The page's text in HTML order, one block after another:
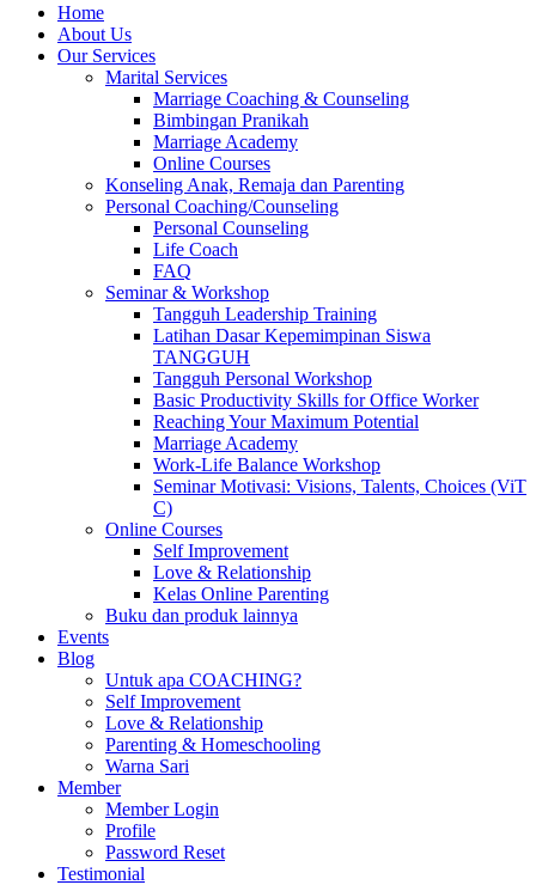
Home
About Us
Our Services
Marital Services
Marriage Coaching & Counseling
Bimbingan Pranikah
Marriage Academy
Online Courses
Konseling Anak, Remaja dan Parenting
Personal Coaching/Counseling
Personal Counseling
Life Coach
FAQ
Seminar & Workshop
Tangguh Leadership Training
Latihan Dasar Kepemimpinan Siswa
TANGGUH
Tangguh Personal Workshop
Basic Productivity Skills for Office Worker
Reaching Your Maximum Potential
Marriage Academy
Work-Life Balance Workshop
Seminar Motivasi: Visions, Talents, Choices (ViT
C)
Online Courses
Self Improvement
Love & Relationship
Kelas Online Parenting
Buku dan produk lainnya
Events
Blog
Untuk apa COACHING?
Self Improvement
Love & Relationship
Parenting & Homeschooling
Warna Sari
Member
Member Login
Profile
Password Reset
Testimonial